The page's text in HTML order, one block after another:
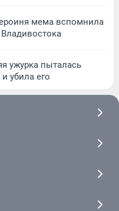
мема вспомнила
ужурка пыталась
убила его